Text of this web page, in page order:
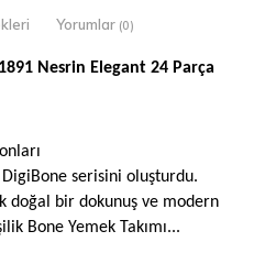
Yorumlar (0)
Nesrin Elegant 24 Parça
serisini oluşturdu.
doğal bir dokunuş ve modern
Bone Yemek Takımı...